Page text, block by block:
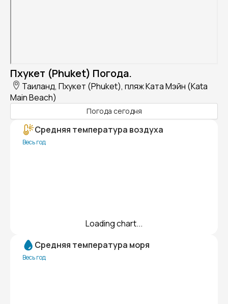
Пхукет (Phuket) Погода.
Таиланд, Пхукет (Phuket), пляж Ката Мэйн (Kata
Main Beach)
Погода сегодня
Средняя температура воздуха
Весь год
Loading chart...
Средняя температура моря
Весь год